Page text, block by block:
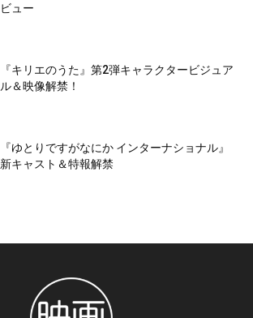
ビュー
『キリエのうた』第2弾キャラクタービジュア
ル＆映像解禁！
『ゆとりですがなにか インターナショナル』
新キャスト＆特報解禁